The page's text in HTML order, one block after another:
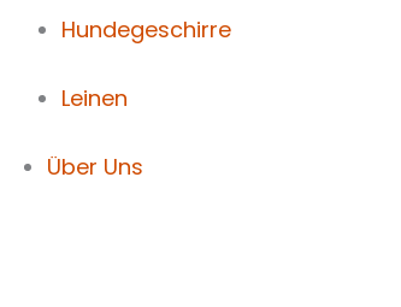
Hundegeschirre
Leinen
Über Uns